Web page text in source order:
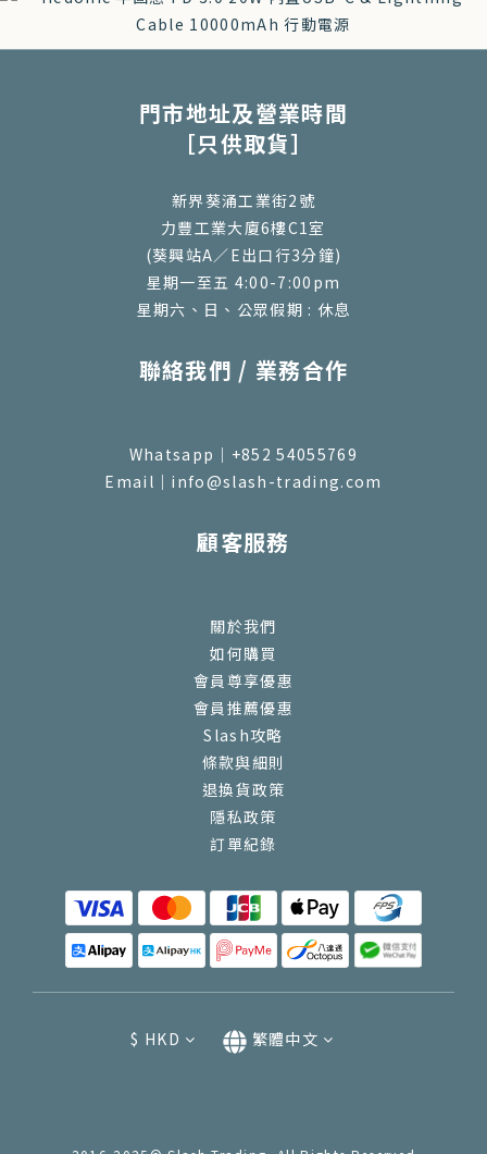
門市地址及營業時間
［只供取貨］
新界葵涌工業街2號
力豐工業大廈6樓C1室
(葵興站A／E出口行3分鐘)
星期一至五 4:00-7:00pm
星期六、日、公眾假期 : 休息
聯絡我們 / 業務合作
Whatsapp｜+852 54055769
Email｜info@slash-trading.com
顧客服務
關於我們
如何購買
會員尊享優惠
會員推薦優惠
Slash攻略
條款與細則
退換貨政策
隱私政策
訂單紀錄
$ HKD 繁體中文